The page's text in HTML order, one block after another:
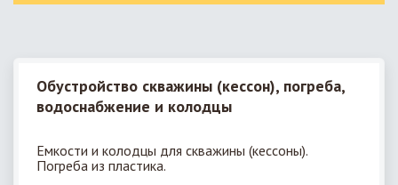
Обустройство скважины (кессон), погреба,
водоснабжение и колодцы
Емкости и колодцы для скважины (кессоны).
Погреба из пластика.